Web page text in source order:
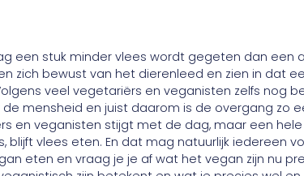
een stuk minder vlees wordt gegeten dan een
zich bewust van het dierenleed en zien in dat
veel vegetariërs en veganisten zelfs nog
mensheid en juist daarom is de overgang zo
en veganisten stijgt met de dag, maar een
blijft vlees eten. En dat mag natuurlijk iedereen
eten en vraag je je af wat het vegan zijn nu